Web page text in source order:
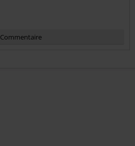
Commentaire